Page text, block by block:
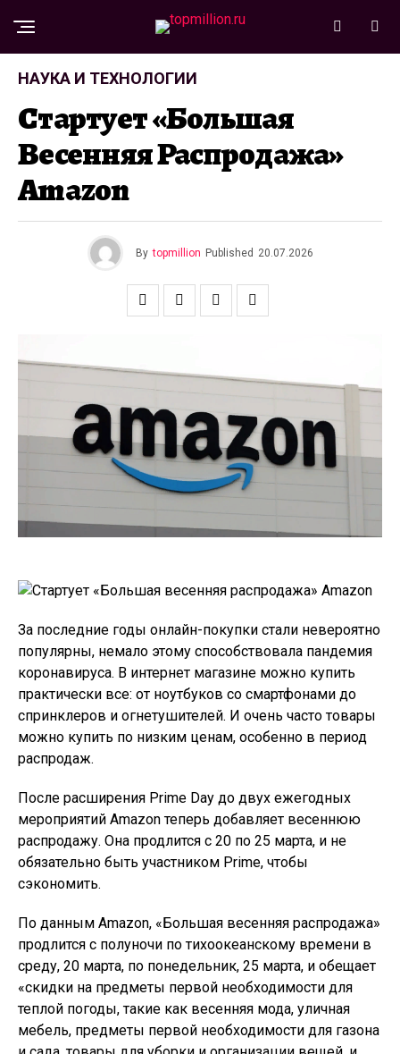
НАУКА И ТЕХНОЛОГИИ
Стартует «Большая
Весенняя Распродажа»
Amazon
By topmillion Published 20.07.2026
За последние годы онлайн-покупки стали невероятно
популярны, немало этому способствовала пандемия
коронавируса. В интернет магазине можно купить
практически все: от ноутбуков со смартфонами до
спринклеров и огнетушителей. И очень часто товары
можно купить по низким ценам, особенно в период
распродаж.
После расширения Prime Day до двух ежегодных
мероприятий Amazon теперь добавляет весеннюю
распродажу. Она продлится с 20 по 25 марта, и не
обязательно быть участником Prime, чтобы
сэкономить.
По данным Amazon, «Большая весенняя распродажа»
продлится с полуночи по тихоокеанскому времени в
среду, 20 марта, по понедельник, 25 марта, и обещает
«скидки на предметы первой необходимости для
теплой погоды, такие как весенняя мода, уличная
мебель, предметы первой необходимости для газона